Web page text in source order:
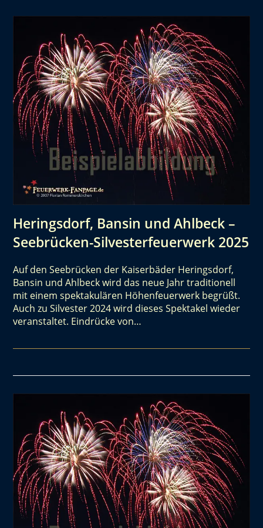
Heringsdorf, Bansin und Ahlbeck –
Seebrücken-Silvesterfeuerwerk 2025
Auf den Seebrücken der Kaiserbäder Heringsdorf,
Bansin und Ahlbeck wird das neue Jahr traditionell
mit einem spektakulären Höhenfeuerwerk begrüßt.
Auch zu Silvester 2024 wird dieses Spektakel wieder
veranstaltet. Eindrücke von…